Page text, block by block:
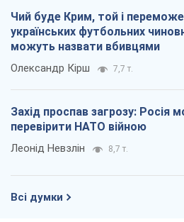
Чий буде Крим, той і
українських футбольних
можуть назвати вбивцями
Олександр Кірш 7,7 т.
Захід проспав загрозу: Росія
перевірити НАТО війною
Леонід Невзлін 8,7 т.
Всі думки